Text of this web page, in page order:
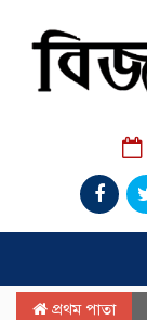
প্রথম পাতা